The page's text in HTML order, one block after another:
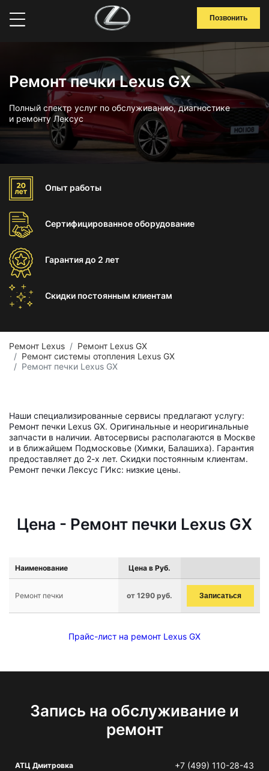
Позвонить
Ремонт печки Lexus GX
Полный спектр услуг по обслуживанию, диагностике
и ремонту Лексус
Опыт работы
Сертифицированноеоборудование
Гарантиядо 2 лет
Скидки постоянным клиентам
Ремонт Lexus
Ремонт Lexus GX
Ремонт системы отопления Lexus GX
Ремонт печки Lexus GX
Наши специализированные сервисы предлагают услугу:
Ремонт печки Lexus GX. Оригинальные и неоригинальные
запчасти в наличии. Автосервисы располагаются в Москве
и в ближайшем Подмосковье (Химки, Балашиха). Гарантия
предоставляет до 2-х лет. Скидки постоянным клиентам.
Ремонт печки Лексус ГИкс: низкие цены.
Цена - Ремонт печки Lexus GX
Наименование Цена в Руб.
Ремонт печки от 1290 руб. Записаться
Прайс-лист на ремонт Lexus GX
Запись на обслуживание и
ремонт
АТЦ Дмитровка +7 (499) 110-28-43